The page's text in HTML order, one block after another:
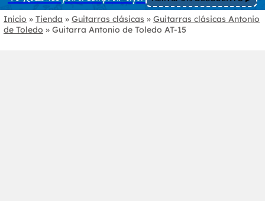
Inicio » Tienda » Guitarras clásicas » Guitarras clásicas Antonio
de Toledo » Guitarra Antonio de Toledo AT-15